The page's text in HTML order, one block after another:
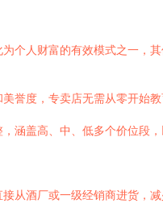
个人财富的有效模式之一，其
美誉度，专卖店无需从零开始
，涵盖高、中、低多个价位段
接从酒厂或一级经销商进货，